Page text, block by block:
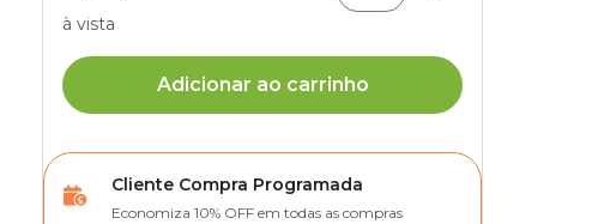
à vista
Adicionar ao carrinho
Cliente Compra Programada
Economiza 10% OFF em todas as compras